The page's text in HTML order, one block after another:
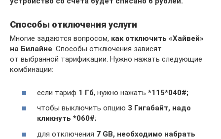
Способы отключения услуги
Многие задаются вопросом, как отключить «Хайвей»
на Билайне. Способы отключения зависят
от выбранной тарификации. Нужно нажать следующие
комбинации:
если тариф 1 Гб, нужно нажать *115*040#;
чтобы выключить опцию 3 Гигабайт, надо
кликнуть *060#;
для отключения 7 GB, необходимо набрать